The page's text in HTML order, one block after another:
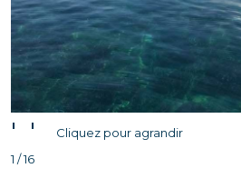
' '
Cliquez pour agrandir
1 / 16